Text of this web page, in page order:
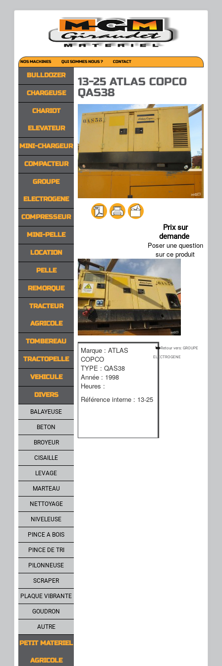
BULLDOZER
CHARGEUSE
CHARIOT
ELEVATEUR
MINI-CHARGEUR
COMPACTEUR
GROUPE
ELECTROGENE
COMPRESSEUR
MINI-PELLE
LOCATION
PELLE
REMORQUE
TRACTEUR
AGRICOLE
TOMBEREAU
TRACTOPELLE
VEHICULE
DIVERS
BALAYEUSE
BETON
BROYEUR
CISAILLE
LEVAGE
MARTEAU
NETTOYAGE
NIVELEUSE
PINCE A BOIS
PINCE DE TRI
PILONNEUSE
SCRAPER
PLAQUE VIBRANTE
GOUDRON
AUTRE
PETIT MATERIEL
AGRICOLE
NOS MACHINES QUI SOMMES NOUS ? CONTACT
13-25 ATLAS COPCO
QAS38
Prix sur
demande
Poser une question
sur ce produit
Retour vers: GROUPE
ELECTROGENE
Marque : ATLAS
COPCO
TYPE : QAS38
Année : 1998
Heures :
Référence interne : 13-25